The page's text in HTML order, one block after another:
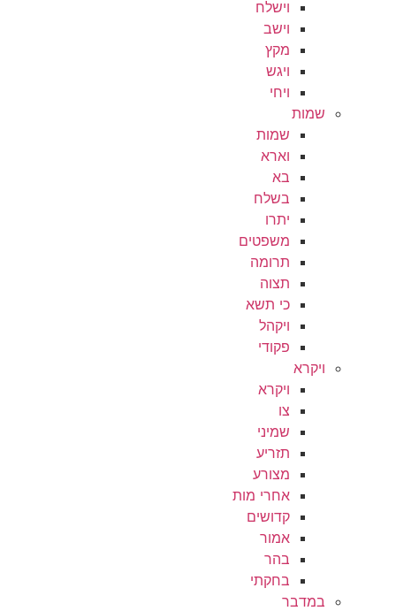
וישלח
וישב
מקץ
ויגש
ויחי
שמות
שמות
וארא
בא
בשלח
יתרו
משפטים
תרומה
תצוה
כי תשא
ויקהל
פקודי
ויקרא
ויקרא
צו
שמיני
תזריע
מצורע
אחרי מות
קדושים
אמור
בהר
בחקתי
במדבר